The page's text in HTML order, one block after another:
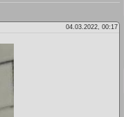
04.03.2022, 00:17